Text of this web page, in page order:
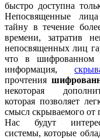
быстро доступна
Непосвященные
тайну в течение
времени, затратив
непосвященных лиц
что в шифрованном
информация,
прочтения
некоторая
которая позволяет
смысл скрываемого от
Нас будут
системы, которые